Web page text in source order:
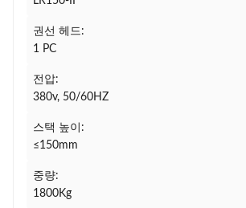
권선 헤드:
1 PC
전압:
380v, 50/60HZ
스택 높이:
≤150mm
중량:
1800Kg